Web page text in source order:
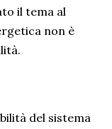
il tema al
non è
del sistema